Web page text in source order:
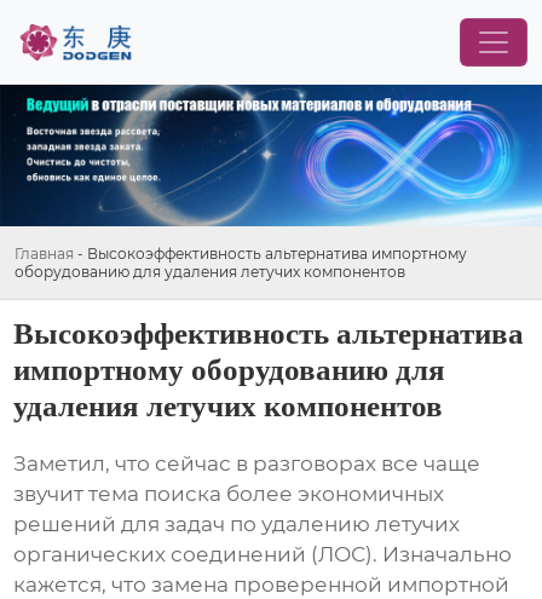
Главная - Высокоэффективность альтернатива импортному
оборудованию для удаления летучих компонентов
Высокоэффективность альтернатива
импортному оборудованию для
удаления летучих компонентов
Заметил, что сейчас в разговорах все чаще
звучит тема поиска более экономичных
решений для задач по удалению летучих
органических соединений (ЛОС). Изначально
кажется, что замена проверенной импортной